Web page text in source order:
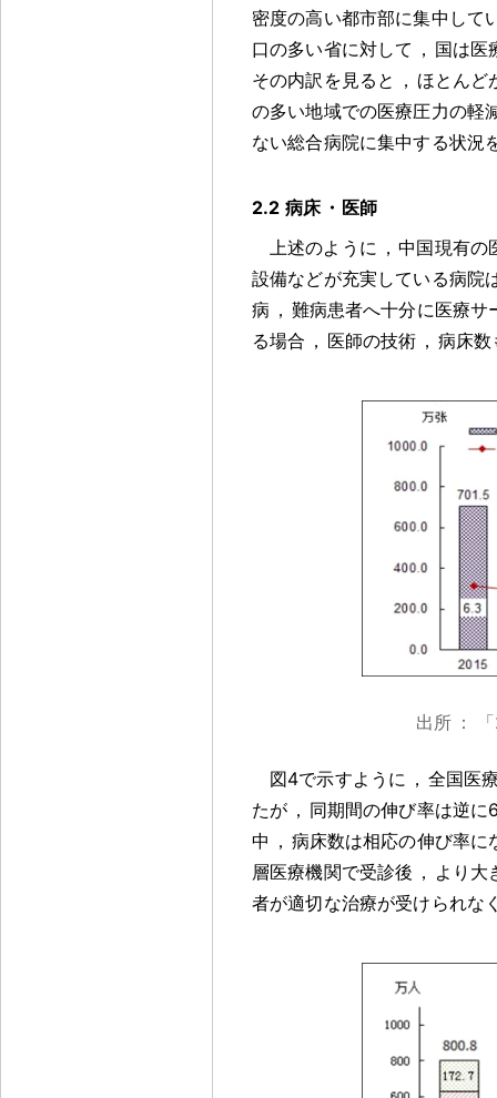
密度の高い都市部に集中して
口の多い省に対して ， 国は医
その内訳を見ると ， ほとんど
の多い地域での医療圧力の軽
ない総合病院に集中する状況
2.2 病床 ・ 医師
上述のように ， 中国現有の
設備などが充実している病
病 ， 難病患者へ十分に医療
る場合 ， 医師の技術 ， 病床数
出所 ：
図4で示すように ， 全国医
たが ， 同期間の伸び率は逆
中 ， 病床数は相応の伸び率に
層医療機関で受診後 ， より大
者が適切な治療が受けられな